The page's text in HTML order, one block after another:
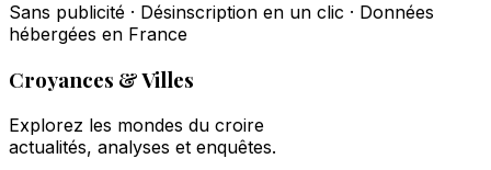
Sans publicité · Désinscription en un clic · Données
hébergées en France
Croyances & Villes
Explorez les mondes du croire
actualités, analyses et enquêtes.